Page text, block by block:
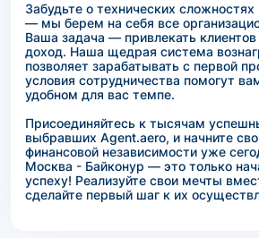
Забудьте о технических
— мы берем на себя все
Ваша задача — привлекать клиентов
доход. Наша щедрая система
позволяет зарабатывать с первой
условия сотрудничества помогут
удобном для вас темпе.
Присоединяйтесь к тысячам
выбравших Agent.aero, и начните
финансовой независимости уже
Москва - Байконур — это только
успеху! Реализуйте свои мечты
сделайте первый шаг к их